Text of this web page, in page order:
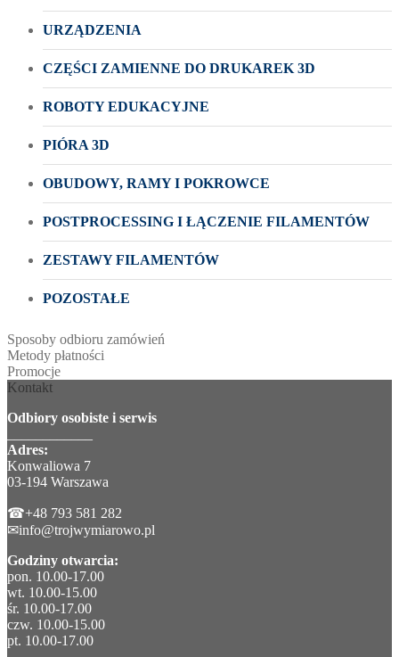
URZĄDZENIA
CZĘŚCI ZAMIENNE DO DRUKAREK 3D
ROBOTY EDUKACYJNE
PIÓRA 3D
OBUDOWY, RAMY I POKROWCE
POSTPROCESSING I ŁĄCZENIE FILAMENTÓW
ZESTAWY FILAMENTÓW
POZOSTAŁE
Sposoby odbioru zamówień
Metody płatności
Promocje
Kontakt
Odbiory osobiste i serwis
Adres:
Konwaliowa 7
03-194 Warszawa
☎+48 793 581 282
✉info@trojwymiarowo.pl
Godziny otwarcia:
pon. 10.00-17.00
wt. 10.00-15.00
śr. 10.00-17.00
czw. 10.00-15.00
pt. 10.00-17.00